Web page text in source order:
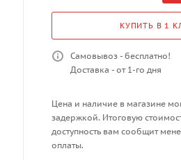
КУПИТЬ В 1
Самовывоз - бесплатно!
Доставка - от 1-го дня
Цена и наличие в магазине
задержкой. Итоговую
доступность вам сообщит
оплаты.